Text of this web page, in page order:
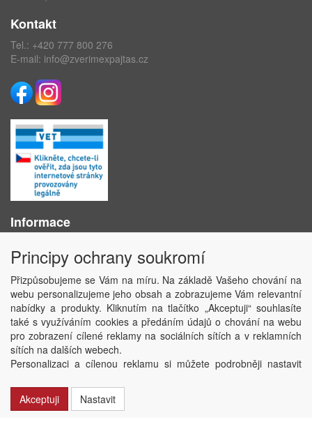
Kontakt
Tel.: +420 777 800 276
E-mail: info@zverimexpajtas.cz
Informace
Obchodní podmínky
Ochrana osobních údajů
Kontakt
Losování účtenek
Aktuality
Nastavení soukromí
Copyright © ABRA Software a.s. 2020
Principy ochrany soukromí
Přizpůsobujeme se Vám na míru. Na základě Vašeho chování na
webu personalizujeme jeho obsah a zobrazujeme Vám relevantní
nabídky a produkty. Kliknutím na tlačítko „Akceptuji“ souhlasíte
také s využíváním cookies a předáním údajů o chování na webu
pro zobrazení cílené reklamy na sociálních sítích a v reklamních
sítích na dalších webech.
Personalizaci a cílenou reklamu si můžete podrobněji nastavit
Akceptuji
Nastavit